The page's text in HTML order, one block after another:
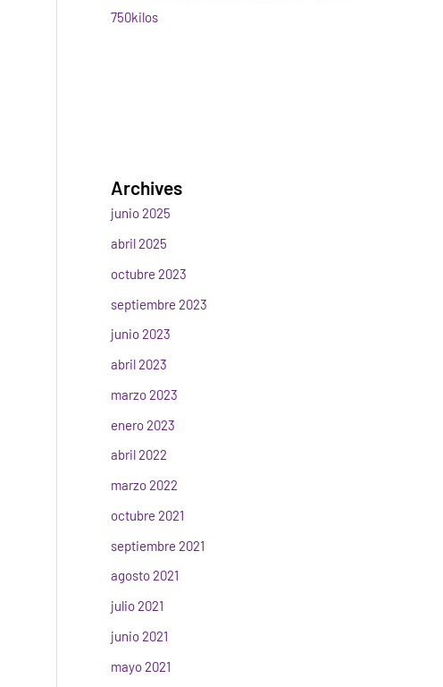
750kilos
Archives
junio 2025
abril 2025
octubre 2023
septiembre 2023
junio 2023
abril 2023
marzo 2023
enero 2023
abril 2022
marzo 2022
octubre 2021
septiembre 2021
agosto 2021
julio 2021
junio 2021
mayo 2021